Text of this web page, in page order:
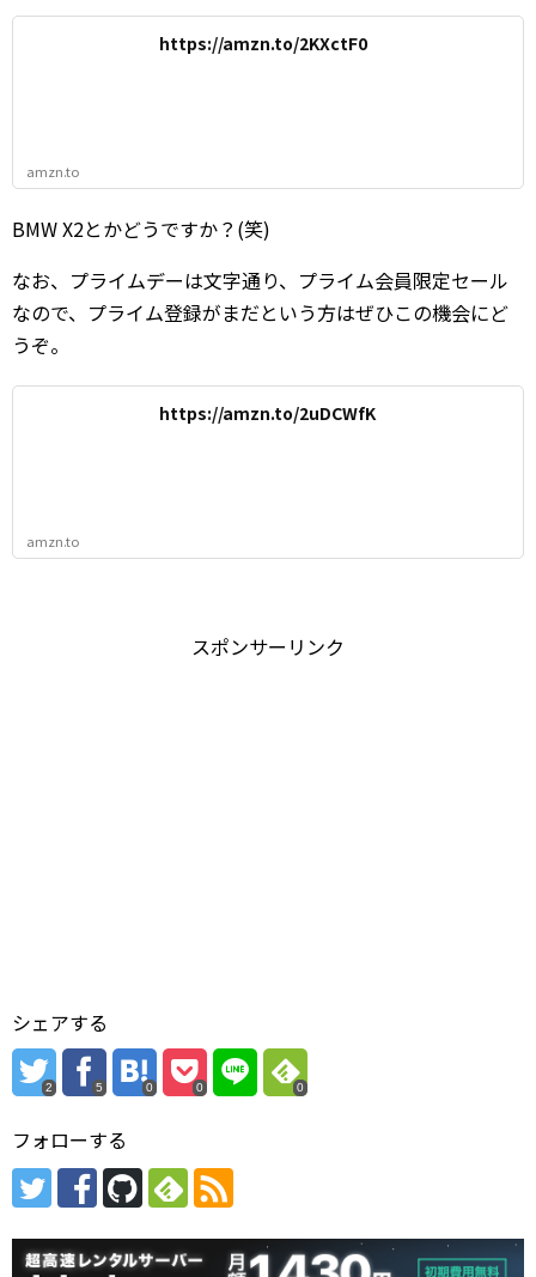
https://amzn.to/2KXctF0
amzn.to
BMW X2とかどうですか？(笑)
なお、プライムデーは文字通り、プライム会員限定セール
なので、プライム登録がまだという方はぜひこの機会にど
うぞ。
https://amzn.to/2uDCWfK
amzn.to
スポンサーリンク
シェアする
2 5 0 0 0
フォローする